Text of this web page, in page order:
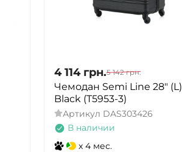
4 114 грн.5 142 грн.
Чемодан Semi Line 28" (L)
Black (T5953-3)
Артикул DAS303426
В наличии
x 4 мес.